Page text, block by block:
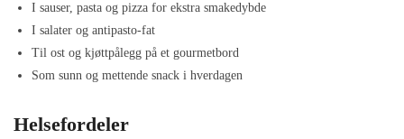
I sauser, pasta og pizza for ekstra smakedybde
I salater og antipasto-fat
Til ost og kjøttpålegg på et gourmetbord
Som sunn og mettende snack i hverdagen
Helsefordeler